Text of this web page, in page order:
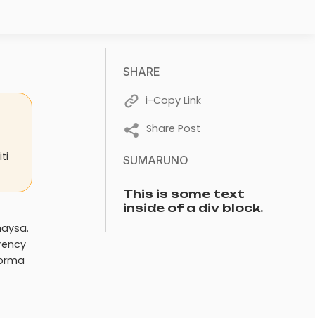
SHARE
i-Copy Link
Share Post
SUMARUNO
This is some text
inside of a div block.